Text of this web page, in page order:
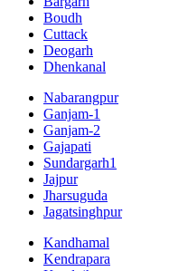
Boudh
Cuttack
Deogarh
Dhenkanal
Nabarangpur
Ganjam-1
Ganjam-2
Gajapati
Sundargarh1
Jajpur
Jharsuguda
Jagatsinghpur
Kandhamal
Kendrapara